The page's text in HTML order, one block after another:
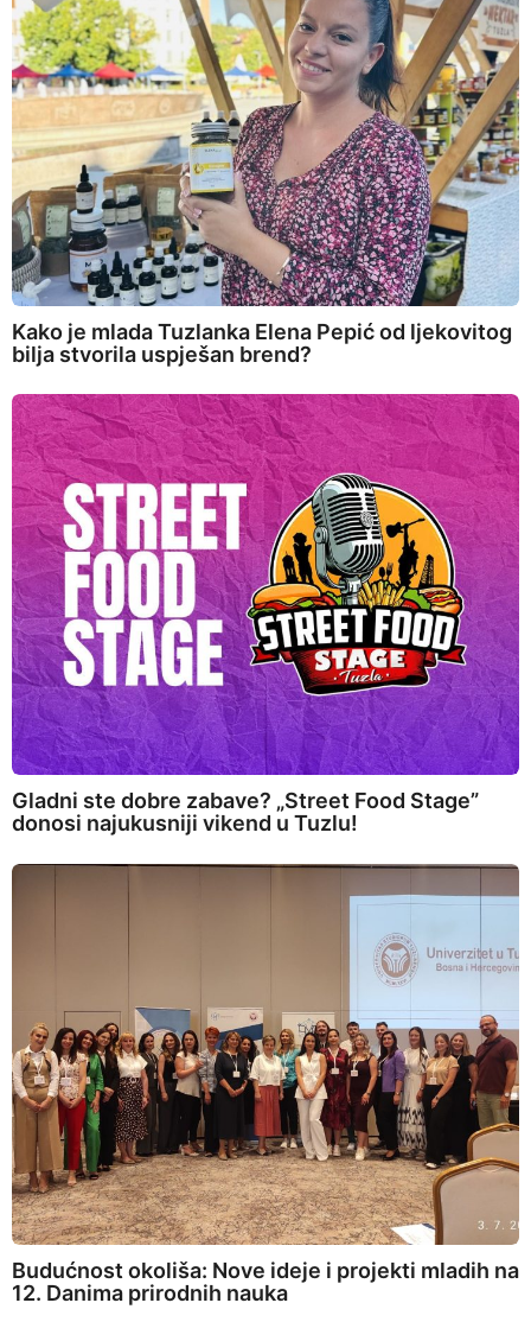
Kako je mlada Tuzlanka Elena Pepić od ljekovitog
bilja stvorila uspješan brend?
Gladni ste dobre zabave? „Street Food Stage”
donosi najukusniji vikend u Tuzlu!
Budućnost okoliša: Nove ideje i projekti mladih na
12. Danima prirodnih nauka